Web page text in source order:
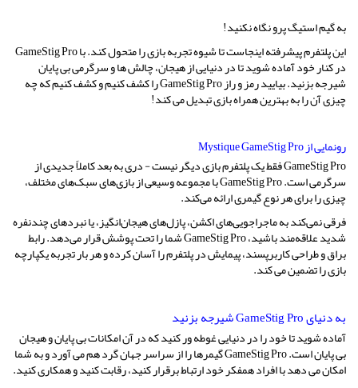
به گیم استیگ پرو نگاه نکنید!
این پلتفرم پیشرفته اینجاست تا شیوه تجربه بازی را متحول کند. با GameStig Pro
در کنار خود آماده شوید تا در دنیایی از هیجان، چالش ها و سرگرمی بی پایان
شیرجه بزنید. بیایید رمز و راز GameStig Pro را کشف کنیم و کشف کنیم که چه
چیزی آن را به بهترین همراه بازی تبدیل می کند!
رونمایی از Mystique GameStig Pro
GameStig Pro فقط یک پلتفرم بازی دیگر نیست - دری به بعد کاملاً جدیدی از
سرگرمی است. GameStig Pro با مجموعه وسیعی از بازی‌های سبک‌های مختلف،
چیزی را برای هر نوع گیمری ارائه می‌کند.
فرقی نمی‌کند به ماجراجویی‌های اکشن، پازل‌های هیجان‌انگیز، یا نبردهای چندنفره
شدید علاقه‌مند باشید، GameStig Pro شما را تحت پوشش قرار می‌دهد. رابط
براق و طراحی کاربرپسند، پیمایش در پلتفرم را آسان کرده و هر بار تجربه یکپارچه
بازی را تضمین می کند.
به دنیای GameStig Pro شیرجه بزنید
آماده شوید تا خود را در دنیایی غوطه ور کنید که در آن امکانات بی پایان و هیجان
بی پایان است. GameStig Pro گیمرها را از سراسر جهان گرد هم می آورد و به شما
امکان می دهد با افراد همفکر خود ارتباط برقرار کنید، رقابت کنید و همکاری کنید.